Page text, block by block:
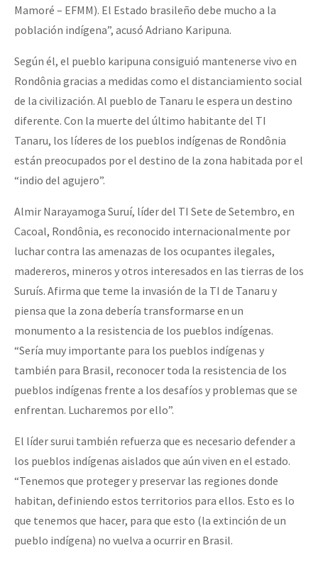
Mamoré – EFMM). El Estado brasileño debe mucho a la
población indígena”, acusó Adriano Karipuna.
Según él, el pueblo karipuna consiguió mantenerse vivo en
Rondônia gracias a medidas como el distanciamiento social
de la civilización. Al pueblo de Tanaru le espera un destino
diferente. Con la muerte del último habitante del TI
Tanaru, los líderes de los pueblos indígenas de Rondônia
están preocupados por el destino de la zona habitada por el
“indio del agujero”.
Almir Narayamoga Suruí, líder del TI Sete de Setembro, en
Cacoal, Rondônia, es reconocido internacionalmente por
luchar contra las amenazas de los ocupantes ilegales,
madereros, mineros y otros interesados en las tierras de los
Suruís. Afirma que teme la invasión de la TI de Tanaru y
piensa que la zona debería transformarse en un
monumento a la resistencia de los pueblos indígenas.
“Sería muy importante para los pueblos indígenas y
también para Brasil, reconocer toda la resistencia de los
pueblos indígenas frente a los desafíos y problemas que se
enfrentan. Lucharemos por ello”.
El líder surui también refuerza que es necesario defender a
los pueblos indígenas aislados que aún viven en el estado.
“Tenemos que proteger y preservar las regiones donde
habitan, definiendo estos territorios para ellos. Esto es lo
que tenemos que hacer, para que esto (la extinción de un
pueblo indígena) no vuelva a ocurrir en Brasil.